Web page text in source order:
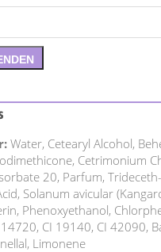
Water, Cetearyl Alcohol,
Cetrimonium
20, Parfum,
Solanum avicular
Phenoxyethanol,
CI 19140, CI 42090,
Limonene